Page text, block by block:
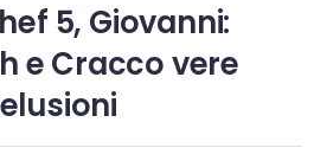
5, Giovanni:
e Cracco vere